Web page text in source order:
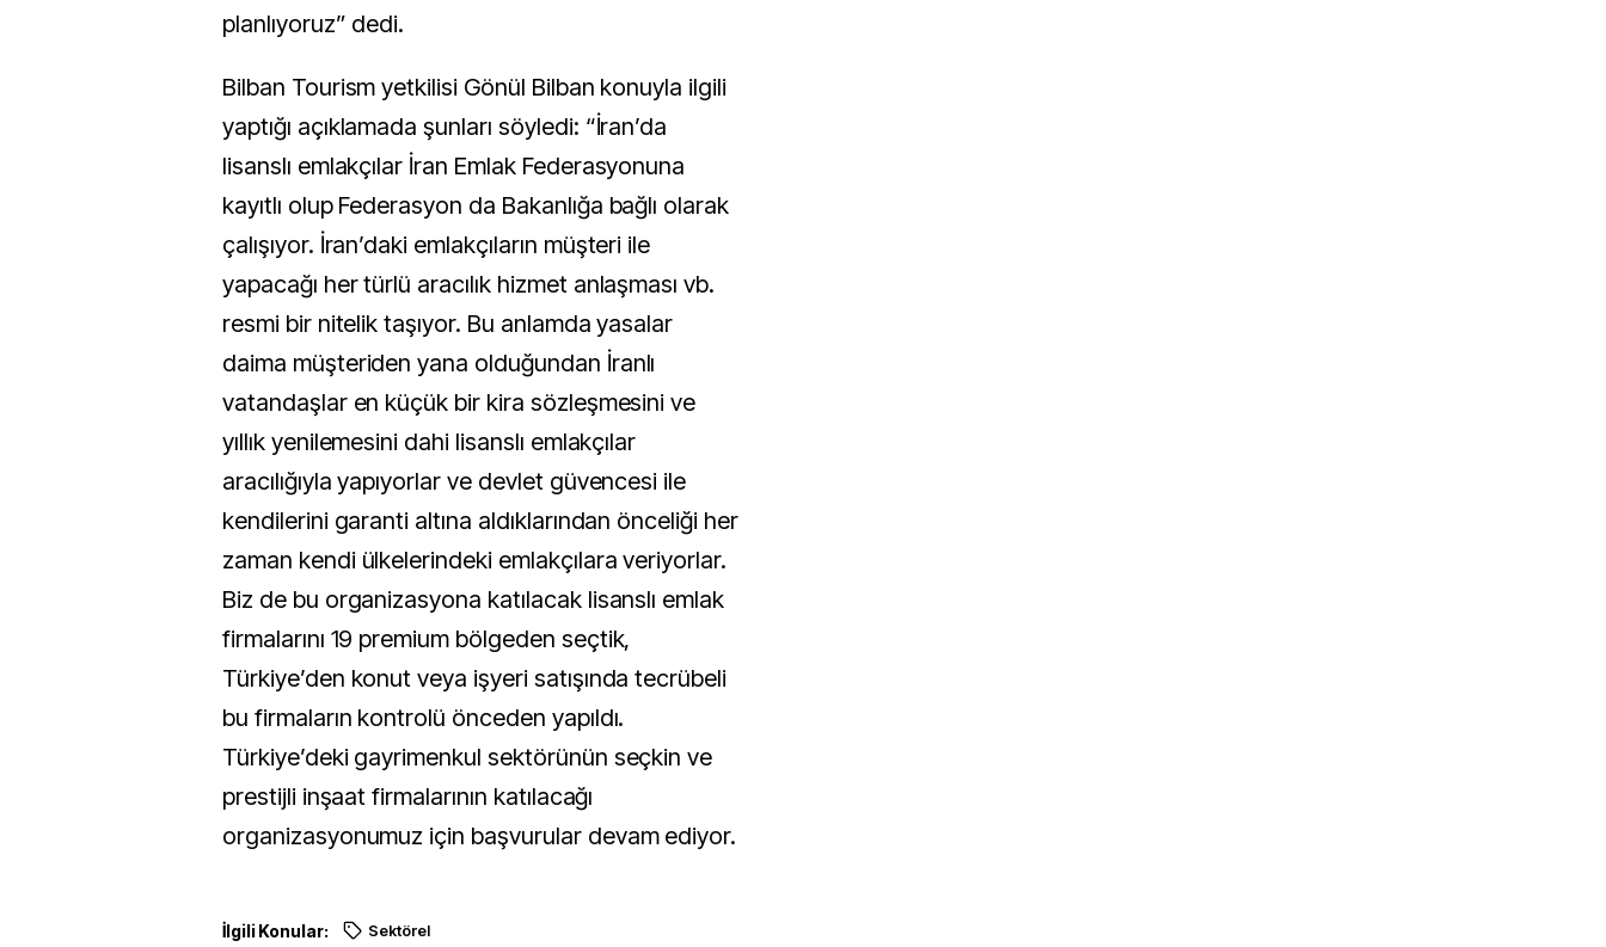
planlıyoruz” dedi.
Bilban Tourism yetkilisi Gönül Bilban konuyla ilgili
yaptığı açıklamada şunları söyledi: “İran’da
lisanslı emlakçılar İran Emlak Federasyonuna
kayıtlı olup Federasyon da Bakanlığa bağlı olarak
çalışıyor. İran’daki emlakçıların müşteri ile
yapacağı her türlü aracılık hizmet anlaşması vb.
resmi bir nitelik taşıyor. Bu anlamda yasalar
daima müşteriden yana olduğundan İranlı
vatandaşlar en küçük bir kira sözleşmesini ve
yıllık yenilemesini dahi lisanslı emlakçılar
aracılığıyla yapıyorlar ve devlet güvencesi ile
kendilerini garanti altına aldıklarından önceliği her
zaman kendi ülkelerindeki emlakçılara veriyorlar.
Biz de bu organizasyona katılacak lisanslı emlak
firmalarını 19 premium bölgeden seçtik,
Türkiye’den konut veya işyeri satışında tecrübeli
bu firmaların kontrolü önceden yapıldı.
Türkiye’deki gayrimenkul sektörünün seçkin ve
prestijli inşaat firmalarının katılacağı
organizasyonumuz için başvurular devam ediyor.
İlgili Konular: Sektörel